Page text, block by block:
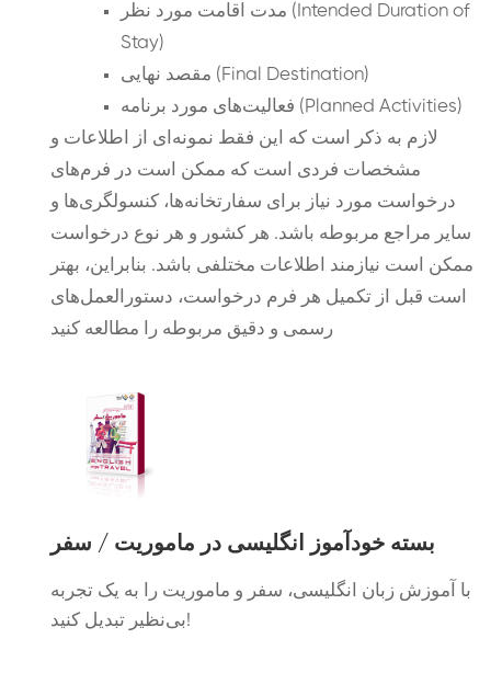
مدت اقامت مورد نظر (Intended Duration of
Stay)
مقصد نهایی (Final Destination)
فعالیت‌های مورد برنامه (Planned Activities)
لازم به ذکر است که این فقط نمونه‌ای از اطلاعات و
مشخصات فردی است که ممکن است در فرم‌های
درخواست مورد نیاز برای سفارتخانه‌ها، کنسولگری‌ها و
سایر مراجع مربوطه باشد. هر کشور و هر نوع درخواست
ممکن است نیازمند اطلاعات مختلفی باشد. بنابراین، بهتر
است قبل از تکمیل هر فرم درخواست، دستورالعمل‌های
رسمی و دقیق مربوطه را مطالعه کنید
بسته خودآموز انگلیسی در ماموریت / سفر
با آموزش زبان انگلیسی، سفر و ماموریت را به یک تجربه
بی‌نظیر تبدیل کنید!